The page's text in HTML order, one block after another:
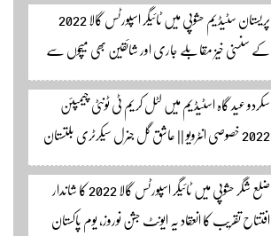
پریستان سٹیڈیم حشوپی میں ٹائیگر اسپورٹس گالا 2022
کے سنسنی خیز مقابلے جاری اور شائقین بھی میچوں سے
لطف اندوز ہو رہے ہیں۔ سجاد حسین نمائندہ شگر مکمل
وڈیوز دیکھنے لئے لئے لنک پر کلک کریں۔
سکردو عید گاہ اسٹیڈیم میں لٹل کریم ٹی ٹونٹی چیمپئن
2022 خصوصی انٹرویو || عاشق گل جنرل سیکرٹری بلتستان
کرکٹ ایسوسیشن کیمرہ مین یاور کمال کے ساتھ الطاف احمد
اسپورٹس ایڈیٹر سکردو مزید اپڈیٹس کے لئے ہمارے
یوٹیوب چینل لنک پر یہاں کلک کریں
ضلع شگر حشوپی میں ٹائیگر اسپورٹس گالا 2022 کا شاندار
افتتاح تقریب کا انعقاد یہ ایونٹ جشن نوروز، یوم پاکستان